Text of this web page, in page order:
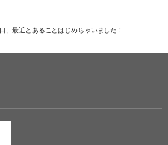
、最近とあることはじめちゃいました！